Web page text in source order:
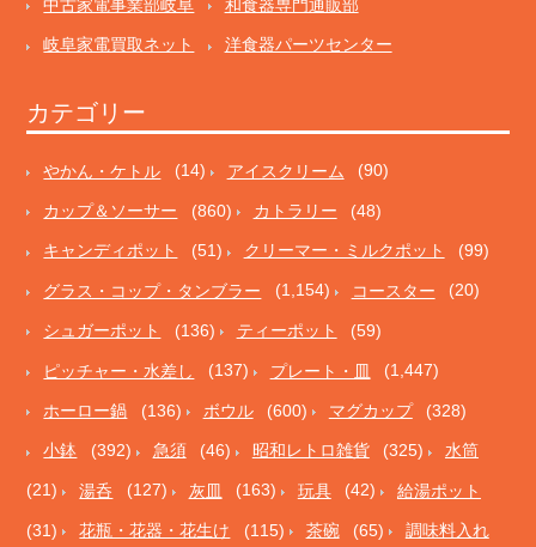
中古家電事業部岐阜 和食器専門通販部
岐阜家電買取ネット 洋食器パーツセンター
カテゴリー
やかん・ケトル (14) アイスクリーム (90)
カップ＆ソーサー (860) カトラリー (48)
キャンディポット (51) クリーマー・ミルクポット (99)
グラス・コップ・タンブラー (1,154) コースター (20)
シュガーポット (136) ティーポット (59)
ピッチャー・水差し (137) プレート・皿 (1,447)
ホーロー鍋 (136) ボウル (600) マグカップ (328)
小鉢 (392) 急須 (46) 昭和レトロ雑貨 (325) 水筒
(21) 湯呑 (127) 灰皿 (163) 玩具 (42) 給湯ポット
(31) 花瓶・花器・花生け (115) 茶碗 (65) 調味料入れ